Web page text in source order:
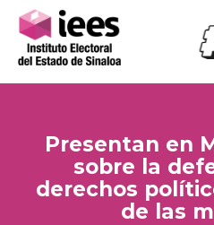
Presentan en
sobre la
derechos
de las